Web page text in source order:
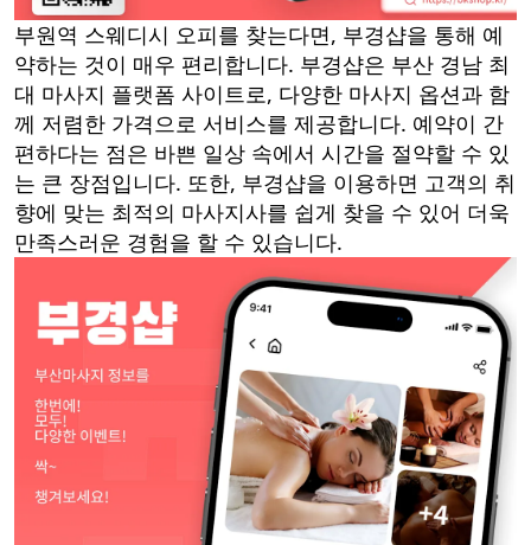
부원역 스웨디시 오피를 찾는다면, 부경샵을 통해 예
약하는 것이 매우 편리합니다. 부경샵은 부산 경남 최
대 마사지 플랫폼 사이트로, 다양한 마사지 옵션과 함
께 저렴한 가격으로 서비스를 제공합니다. 예약이 간
편하다는 점은 바쁜 일상 속에서 시간을 절약할 수 있
는 큰 장점입니다. 또한, 부경샵을 이용하면 고객의 취
향에 맞는 최적의 마사지사를 쉽게 찾을 수 있어 더욱
만족스러운 경험을 할 수 있습니다.